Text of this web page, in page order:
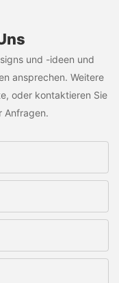
und -ideen und
ansprechen. Weitere
oder kontaktieren Sie
Anfragen.